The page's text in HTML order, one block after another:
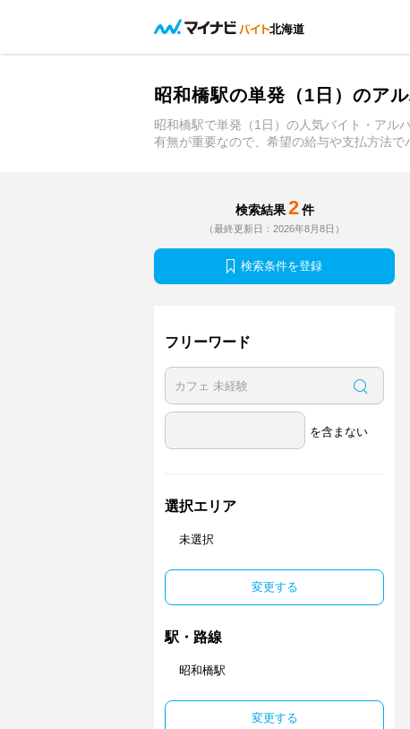
北海道
昭和橋駅の単発（1日）のア
昭和橋駅で単発（1日）の人気バイト・アル
有無が重要なので、希望の給与や支払方法
検索結果 2 件
（最終更新日：2026年8月8日）
検索条件を登録
フリーワード
を含まない
選択エリア
未選択
変更する
駅・路線
昭和橋駅
変更する